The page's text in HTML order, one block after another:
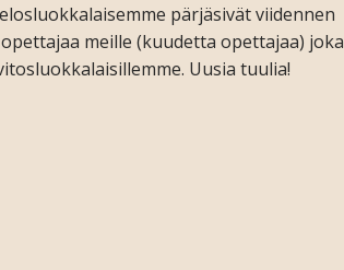
pärjäsivät viidennen
meille (kuudetta opettajaa) joka
Uusia tuulia!